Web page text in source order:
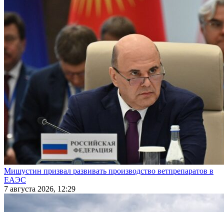
Мишустин призвал развивать производство ветпрепаратов в
ЕАЭС
7 августа 2026, 12:29